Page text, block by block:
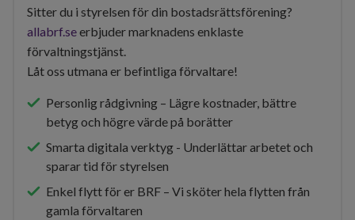
Sitter du i styrelsen för din bostadsrättsförening?
allabrf.seerbjuder marknadens enklaste
förvaltningstjänst.
Låt oss utmana er befintliga förvaltare!
Personlig rådgivning – Lägre kostnader, bättre
betyg och högre värde på borätter
Smarta digitala verktyg - Underlättar arbetet och
sparar tid för styrelsen
Enkel flytt för er BRF – Vi sköter hela flytten från
gamla förvaltaren